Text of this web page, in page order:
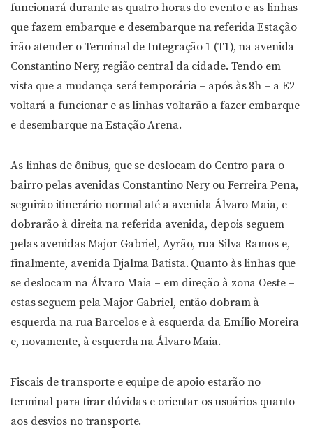
funcionará durante as quatro horas do evento e as linhas
que fazem embarque e desembarque na referida Estação
irão atender o Terminal de Integração 1 (T1), na avenida
Constantino Nery, região central da cidade. Tendo em
vista que a mudança será temporária – após às 8h – a E2
voltará a funcionar e as linhas voltarão a fazer embarque
e desembarque na Estação Arena.
As linhas de ônibus, que se deslocam do Centro para o
bairro pelas avenidas Constantino Nery ou Ferreira Pena,
seguirão itinerário normal até a avenida Álvaro Maia, e
dobrarão à direita na referida avenida, depois seguem
pelas avenidas Major Gabriel, Ayrão, rua Silva Ramos e,
finalmente, avenida Djalma Batista. Quanto às linhas que
se deslocam na Álvaro Maia – em direção à zona Oeste –
estas seguem pela Major Gabriel, então dobram à
esquerda na rua Barcelos e à esquerda da Emílio Moreira
e, novamente, à esquerda na Álvaro Maia.
Fiscais de transporte e equipe de apoio estarão no
terminal para tirar dúvidas e orientar os usuários quanto
aos desvios no transporte.